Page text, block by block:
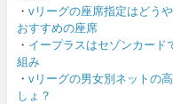
・ vリーグの座席指定はどう
おすすめの座席
・ イープラスはセゾンカー
組み
・ vリーグの男女別ネットの
しょ？